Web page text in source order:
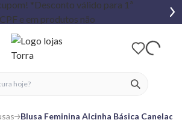
ver
Blusa Feminina Alcinha Básica Canelada